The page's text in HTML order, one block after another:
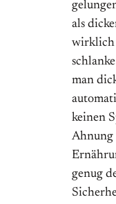
als
wirklich
man
keinen
Ahnung
genug